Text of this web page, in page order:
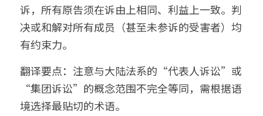
诉，所有原告须在诉由上相同、利益上一致。判
决或和解对所有成员（甚至未参诉的受害者）均
有约束力。
翻译要点：注意与大陆法系的“代表人诉讼”或
“集团诉讼”的概念范围不完全等同，需根据语
境选择最贴切的术语。